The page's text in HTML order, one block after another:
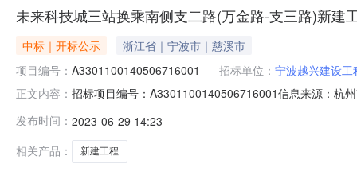
未来科技城三站换乘南侧支二路(万金路-支三路)新建
中标｜开标公示
浙江省｜宁波市｜慈溪市
项目编号： A3301100140506716001 招标单位： 宁波越兴建设工
正文内容： 招标项目编号：A3301100140506716001信息来源：杭
保证金额：30，投标文件递交时间：2023/06/28；投标
发布时间： 2023-06-29 14:23
相关产品：
新建工程